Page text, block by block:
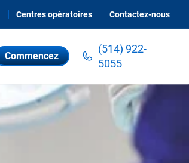
Centres opératoires Contactez-nous
Commencez
(514) 922-
5055